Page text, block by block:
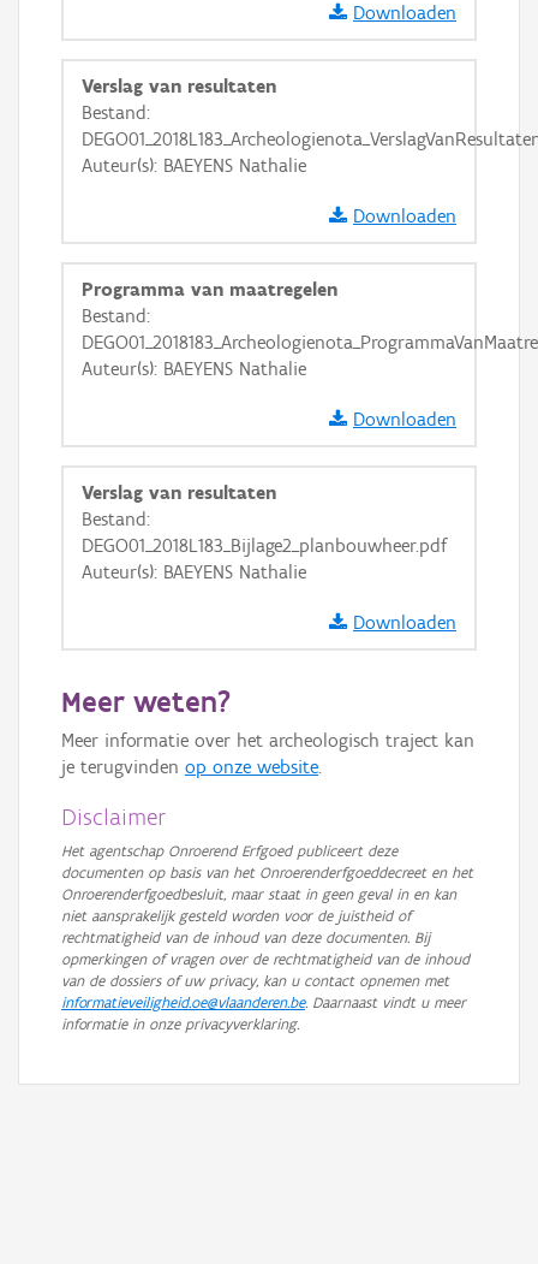
Basis Lagen
Ortho
GRB-Basiskaart in grijswaarden
Downloaden
Verslag van resultaten
Bestand:
Auteur(s): BAEYENS Nathalie
Downloaden
Programma van maatregelen
Bestand:
Auteur(s): BAEYENS Nathalie
Downloaden
Verslag van resultaten
Bestand:
DEGO01_2018L183_Bijlage2_planbouwheer.pdf
Auteur(s): BAEYENS Nathalie
Downloaden
Meer weten?
Meer informatie over het archeologisch traject kan
je terugvinden op onze website.
Disclaimer
Het agentschap Onroerend Erfgoed publiceert deze
documenten op basis van het Onroerenderfgoeddecreet en het
Onroerenderfgoedbesluit, maar staat in geen geval in en kan
niet aansprakelijk gesteld worden voor de juistheid of
rechtmatigheid van de inhoud van deze documenten. Bij
opmerkingen of vragen over de rechtmatigheid van de inhoud
van de dossiers of uw privacy, kan u contact opnemen met
informatieveiligheid.oe@vlaanderen.be. Daarnaast vindt u meer
informatie in onze privacyverklaring.